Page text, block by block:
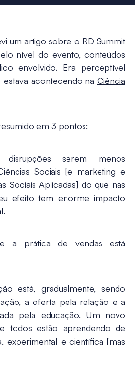
um artigo sobre o RD Summit
nível do evento, conteúdos
envolvido. Era perceptível
estava acontecendo na Ciência
em 3 pontos:
serem menos
Sociais [e marketing e
Sociais Aplicadas] do que nas
efeito tem enorme impacto
a prática de vendas está
está, gradualmente, sendo
a oferta pela relação e a
pela educação. Um novo
todos estão aprendendo de
experimental e científica [mas